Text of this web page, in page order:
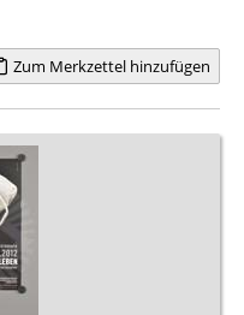
Zum Merkzettel hinzufügen